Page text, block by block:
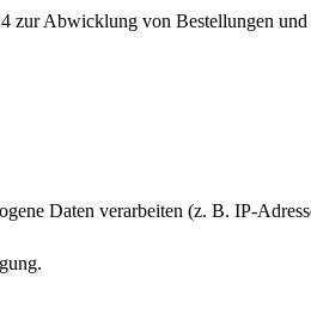
zur Abwicklung von Bestellungen und
Daten verarbeiten (z. B. IP-